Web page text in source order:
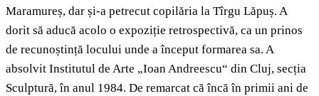
Maramureș, dar și-a petrecut copilăria la Tîrgu Lăpuș. A
dorit să aducă acolo o expoziție retrospectivă, ca un prinos
de recunoștință locului unde a început formarea sa. A
absolvit Institutul de Arte „Ioan Andreescu“ din Cluj, secția
Sculptură, în anul 1984. De remarcat că încă în primii ani de